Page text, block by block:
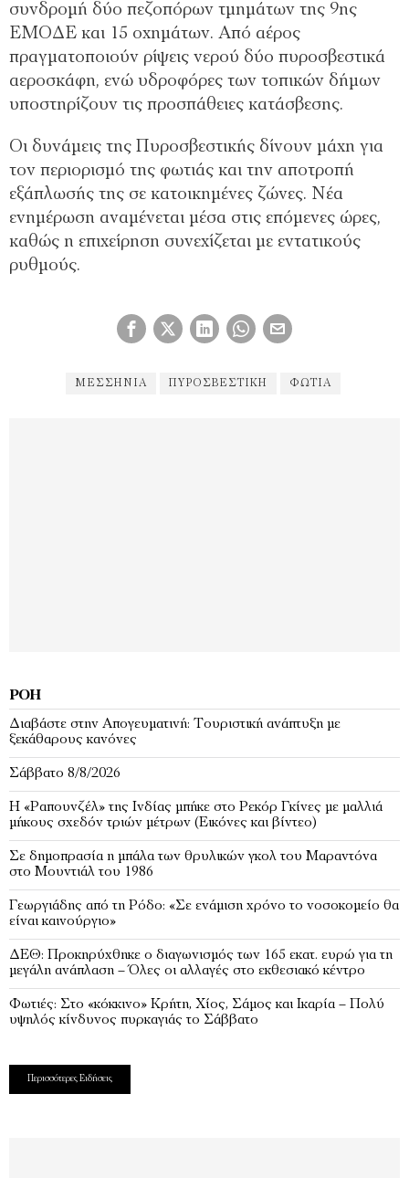
συνδρομή δύο πεζοπόρων τμημάτων της 9ης
ΕΜΟΔΕ και 15 οχημάτων. Από αέρος
πραγματοποιούν ρίψεις νερού δύο πυροσβεστικά
αεροσκάφη, ενώ υδροφόρες των τοπικών δήμων
υποστηρίζουν τις προσπάθειες κατάσβεσης.
Οι δυνάμεις της Πυροσβεστικής δίνουν μάχη για
τον περιορισμό της φωτιάς και την αποτροπή
εξάπλωσής της σε κατοικημένες ζώνες. Νέα
ενημέρωση αναμένεται μέσα στις επόμενες ώρες,
καθώς η επιχείρηση συνεχίζεται με εντατικούς
ρυθμούς.
ΜΕΣΣΗΝΊΑ ΠΥΡΟΣΒΕΣΤΙΚΉ ΦΩΤΙΑ
ΡΟΉ
Διαβάστε στην Απογευματινή: Τουριστική ανάπτυξη με
ξεκάθαρους κανόνες
Σάββατο 8/8/2026
Η «Ραπουνζέλ» της Ινδίας μπήκε στο Ρεκόρ Γκίνες με μαλλιά
μήκους σχεδόν τριών μέτρων (Εικόνες και βίντεο)
Σε δημοπρασία η μπάλα των θρυλικών γκολ του Μαραντόνα
στο Μουντιάλ του 1986
Γεωργιάδης από τη Ρόδο: «Σε ενάμιση χρόνο το νοσοκομείο θα
είναι καινούργιο»
ΔΕΘ: Προκηρύχθηκε ο διαγωνισμός των 165 εκατ. ευρώ για τη
μεγάλη ανάπλαση – Όλες οι αλλαγές στο εκθεσιακό κέντρο
Φωτιές: Στο «κόκκινο» Κρήτη, Χίος, Σάμος και Ικαρία – Πολύ
υψηλός κίνδυνος πυρκαγιάς το Σάββατο
Περισσότερες Ειδήσεις